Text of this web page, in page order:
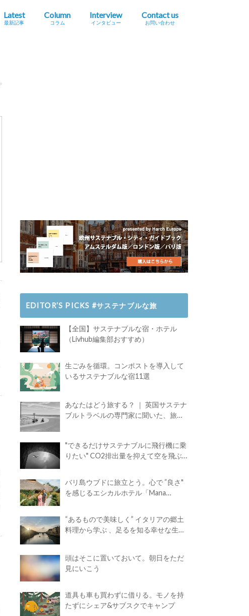
Latest
最新記事
Column
コラム
Interview
インタビュー
Contact us
お問い合わせ
EDITOR’S PICKS #サステナブルな旅
【全国】サステナブルな宿・ホテル
（Livhub編集部おすすめ）
生ごみを循環。コンポストを導入して
いるサステナブルな宿11選
あなたはどう旅する？ ｜ 英国サステナ
ブルトラベルの専門家に聞いた、旅の
"できるだけサステナブルに飛行機に乗
りたい" CO2排出量を抑えて空を飛ぶ
バリ島ウブドに旅立とう。心で ”良さ"
を感じるエシカルホテル「Mana
“あるもので美味しく” イタリアの郷土
料理から学ぶ 、足るを知る幸せな生き
頭はそこに置いておいて。朝日をただ
見にいこう
道具も車も買わずに借りる。モノを持
たずにシェア&サブスクでキャンプ